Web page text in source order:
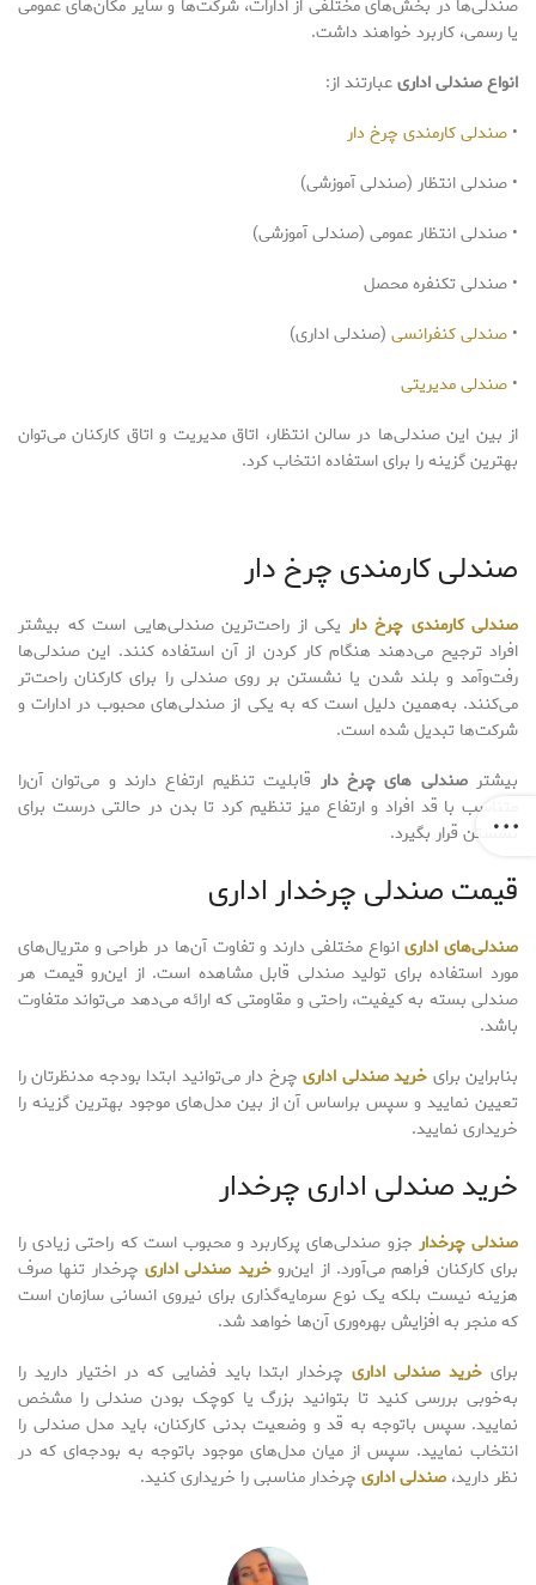
صندلی‌ها در بخش‌های مختلفی از ادارات، شرکت‌ها و سایر مکان‌های عمومی
یا رسمی، کاربرد خواهند داشت.
انواع صندلی اداریعبارتند از:
• صندلی کارمندی چرخ دار
• صندلی انتظار (صندلی آموزشی)
• صندلی انتظار عمومی (صندلی آموزشی)
• صندلی تکنفره محصل
• صندلی کنفرانسی (صندلی اداری)
• صندلی مدیریتی
از بین این صندلی‌ها در سالن انتظار، اتاق مدیریت و اتاق کارکنان می‌توان
بهترین گزینه را برای استفاده انتخاب کرد.
صندلی کارمندی چرخ دار
صندلی کارمندی چرخ دار یکی از راحت‌ترین صندلی‌هایی است که بیشتر
افراد ترجیح می‌دهند هنگام کار کردن از آن استفاده کنند. این صندلی‌ها
رفت‌وآمد و بلند شدن یا نشستن بر روی صندلی را برای کارکنان راحت‌تر
می‌کنند. به‌همین دلیل است که به یکی از صندلی‌های محبوب در ادارات و
شرکت‌ها تبدیل شده است.
بیشترصندلی های چرخ دار قابلیت تنظیم ارتفاع دارند و می‌توان آن‌را
متناسب با قد افراد و ارتفاع میز تنظیم کرد تا بدن در حالتی درست برای
نشستن قرار بگیرد.
قیمت صندلی چرخدار اداری
صندلی‌های اداریانواع مختلفی دارند و تفاوت آن‌ها در طراحی و متریال‌های
مورد استفاده برای تولید صندلی قابل مشاهده است. از این‌رو قیمت هر
صندلی بسته به کیفیت، راحتی و مقاومتی که ارائه می‌دهد می‌تواند متفاوت
باشد.
بنابراین برای خرید صندلی اداریچرخ دار می‌توانید ابتدا بودجه مدنظرتان را
تعیین نمایید و سپس براساس آن از بین مدل‌های موجود بهترین گزینه را
خریداری نمایید.
خرید صندلی اداری چرخدار
صندلی چرخدار جزو صندلی‌های پرکاربرد و محبوب است که راحتی زیادی را
برای کارکنان فراهم می‌آورد. از این‌روخرید صندلی اداریچرخدار تنها صرف
هزینه نیست بلکه یک نوع سرمایه‌گذاری برای نیروی انسانی سازمان است
که منجر به افزایش بهره‌وری آن‌ها خواهد شد.
برای خرید صندلی اداریچرخدار ابتدا باید فضایی که در اختیار دارید را
به‌خوبی بررسی کنید تا بتوانید بزرگ یا کوچک بودن صندلی را مشخص
نمایید. سپس باتوجه به قد و وضعیت بدنی کارکنان، باید مدل صندلی را
انتخاب نمایید. سپس از میان مدل‌های موجود باتوجه به بودجه‌ای که در
نظر دارید، صندلی اداری چرخدار مناسبی را خریداری کنید.